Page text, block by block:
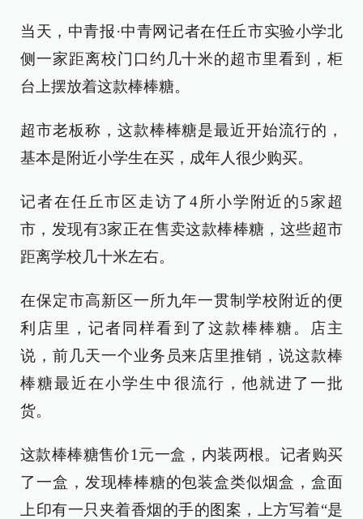
当天，中青报·中青网记者在任丘市实验小学北
侧一家距离校门口约几十米的超市里看到，柜
台上摆放着这款棒棒糖。
超市老板称，这款棒棒糖是最近开始流行的，
基本是附近小学生在买，成年人很少购买。
记者在任丘市区走访了4所小学附近的5家超
市，发现有3家正在售卖这款棒棒糖，这些超市
距离学校几十米左右。
在保定市高新区一所九年一贯制学校附近的便
利店里，记者同样看到了这款棒棒糖。店主
说，前几天一个业务员来店里推销，说这款棒
棒糖最近在小学生中很流行，他就进了一批
货。
这款棒棒糖售价1元一盒，内装两根。记者购买
了一盒，发现棒棒糖的包装盒类似烟盒，盒面
上印有一只夹着香烟的手的图案，上方写着“是